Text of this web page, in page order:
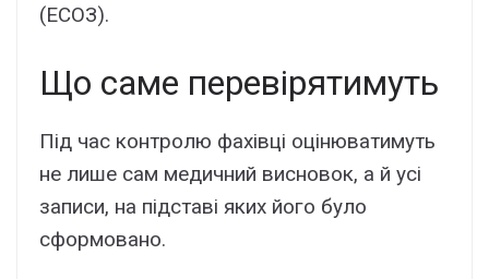
(ЕСОЗ).
Що саме перевірятимуть
Під час контролю фахівці оцінюватимуть
не лише сам медичний висновок, а й усі
записи, на підставі яких його було
сформовано.